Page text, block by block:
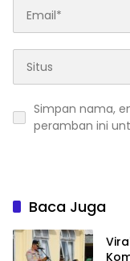
Simpan nama,
peramban ini
Baca Juga